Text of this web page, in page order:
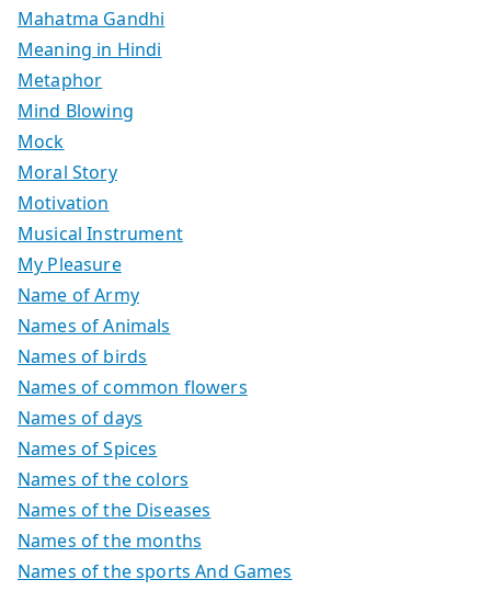
Mahatma Gandhi
Meaning in Hindi
Metaphor
Mind Blowing
Mock
Moral Story
Motivation
Musical Instrument
My Pleasure
Name of Army
Names of Animals
Names of birds
Names of common flowers
Names of days
Names of Spices
Names of the colors
Names of the Diseases
Names of the months
Names of the sports And Games